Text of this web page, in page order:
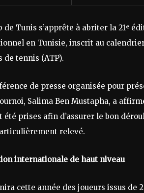
de Tunis s’apprête à abriter la 21ᵉ
en Tunisie, inscrit au
de tennis (ATP).
de presse organisée pour
Salima Ben Mustapha, a
été prises afin d’assurer le bon
relevé.
internationale de haut niveau
cette année des joueurs issus